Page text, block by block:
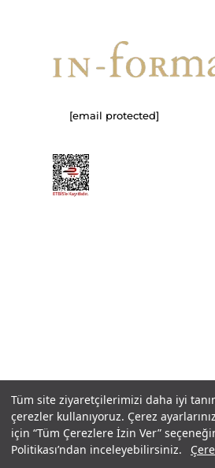
Tüm site ziyaretçilerimizi daha iyi
çerezler kullanıyoruz. Çerez
için “Tüm Çerezlere İzin Ver”
Politikası’ndan inceleyebilirsiniz.
[email protected]
Çerez ayarlarınızı değiştirmek için tıklayınız.